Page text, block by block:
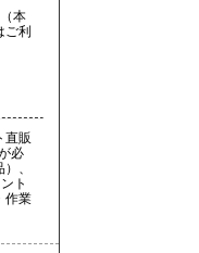
本
利
直販
必
、
ト
作業